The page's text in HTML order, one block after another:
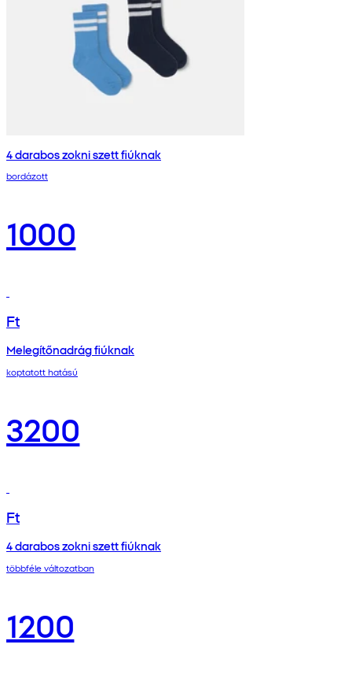
4 darabos zokni szett fiúknak
bordázott
1000
Ft
Melegítőnadrág fiúknak
koptatott hatású
3200
Ft
4 darabos zokni szett fiúknak
többféle változatban
1200